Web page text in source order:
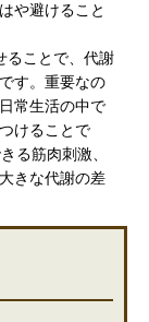
や避けること
ることで、代謝
す。重要なの
常生活の中で
けることで
る筋肉刺激、
きな代謝の差